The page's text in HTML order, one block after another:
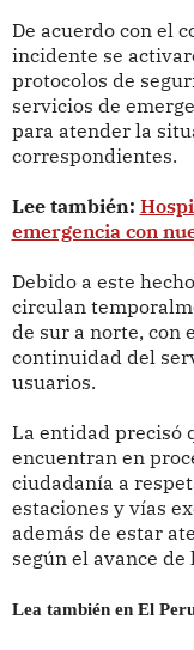
De acuerdo con el
incidente se
protocolos de
servicios de
para atender la
correspondientes.
Lee también:
emergencia con
Debido a este
circulan
de sur a norte, con
continuidad del
usuarios.
La entidad precisó
encuentran en
ciudadanía a
estaciones y vías
además de estar
según el avance
Lea también en El